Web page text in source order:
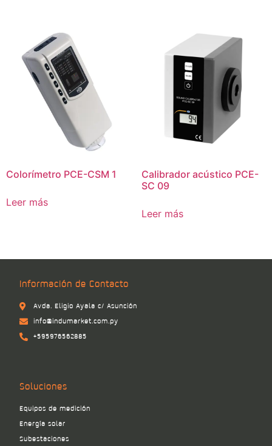
Colorímetro PCE-CSM 1
Leer más
Calibrador acústico PCE-
SC 09
Leer más
Información de Contacto
Avda. Eligio Ayala c/ Asunción
info@indumarket.com.py
+595976562885
Soluciones
Equipos de medición
Energía solar
Subestaciones